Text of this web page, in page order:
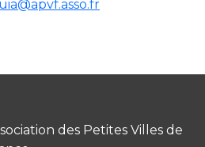
des Petites Villes de